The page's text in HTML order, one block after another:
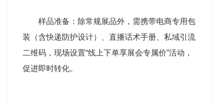
样品准备：除常规展品外，需携带电商专用包
装（含快递防护设计）、直播话术手册、私域引流
二维码，现场设置“线上下单享展会专属价”活动，
促进即时转化。